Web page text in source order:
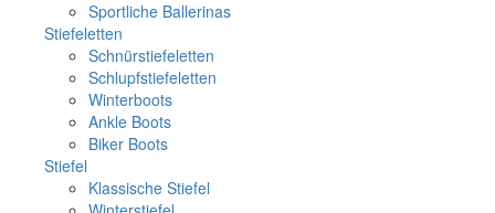
Sportliche Ballerinas
Stiefeletten
Schnürstiefeletten
Schlupfstiefeletten
Winterboots
Ankle Boots
Biker Boots
Stiefel
Klassische Stiefel